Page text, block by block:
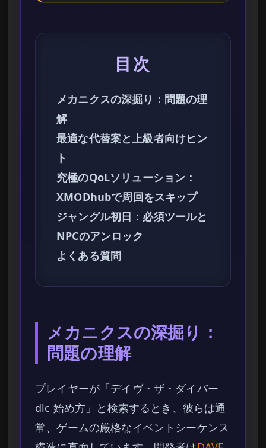
目次
メカニクスの深掘り：問題の理
解
最適な代替案と上級者向けヒン
ト
究極のQoLソリューション：
XMODhubで周回をスキップ
ジャングル初日：必須ツールと
NPCのアンロック
よくある質問
メカニクスの深掘り：
問題の理解
プレイヤーが「デイヴ・ザ・ダイバー
dlc 始め方」と検索するとき、彼らは通
常、ゲームの厳格なイベントシーケンス